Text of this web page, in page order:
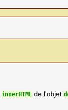
innerHTML de l'objet